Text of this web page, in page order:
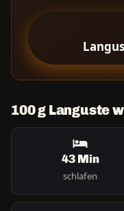
100 g Languste
43 Min
schlafen